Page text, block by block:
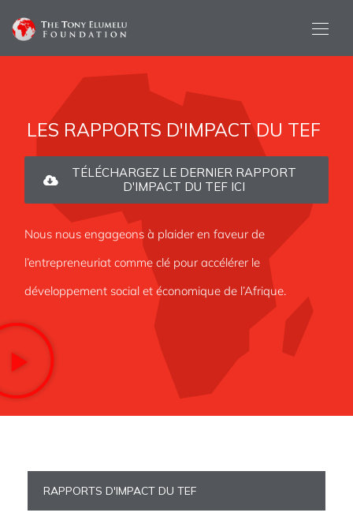
LES RAPPORTS D'IMPACT DU TEF
TÉLÉCHARGEZ LE DERNIER RAPPORT
D'IMPACT DU TEF ICI
Nous nous engageons à plaider en faveur de
l’entrepreneuriat comme clé pour accélérer le
développement social et économique de l’Afrique.
RAPPORTS D'IMPACT DU TEF